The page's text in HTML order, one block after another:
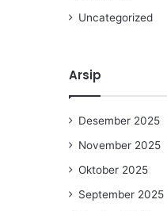
Uncategorized
Arsip
Desember 2025
November 2025
Oktober 2025
September 2025